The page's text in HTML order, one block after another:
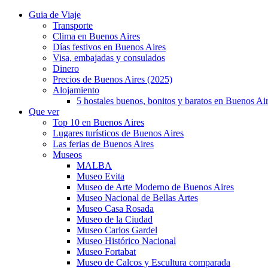
Guia de Viaje
Transporte
Clima en Buenos Aires
Días festivos en Buenos Aires
Visa, embajadas y consulados
Dinero
Precios de Buenos Aires (2025)
Alojamiento
5 hostales buenos, bonitos y baratos en Buenos
Que ver
Top 10 en Buenos Aires
Lugares turísticos de Buenos Aires
Las ferias de Buenos Aires
Museos
MALBA
Museo Evita
Museo de Arte Moderno de Buenos Aires
Museo Nacional de Bellas Artes
Museo Casa Rosada
Museo de la Ciudad
Museo Carlos Gardel
Museo Histórico Nacional
Museo Fortabat
Museo de Calcos y Escultura comparada